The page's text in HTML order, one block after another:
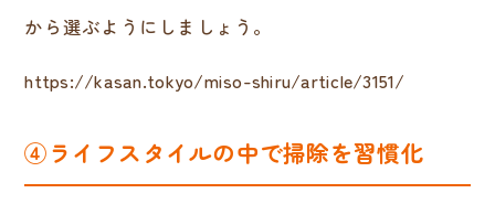
から選ぶようにしましょう。
https://kasan.tokyo/miso-shiru/article/3151/
④ライフスタイルの中で掃除を習慣化